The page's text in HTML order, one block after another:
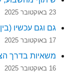
23 באוקטובר 2025
גם וגם עכשיו
17 באוקטובר 2025
משאיות בדרך
16 באוקטובר 2025